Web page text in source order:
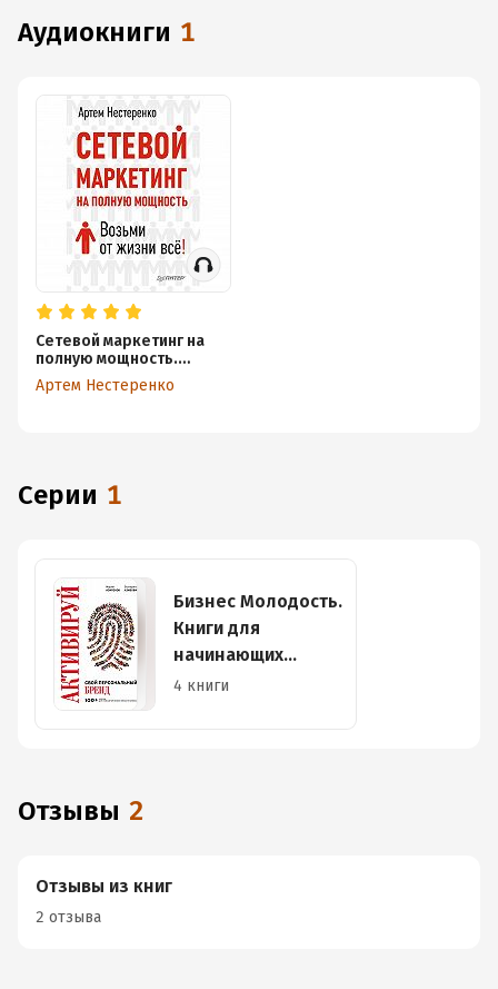
аудиокниги 1
Сетевой маркетинг на
полную мощность.
Возьми от жизни все!
Артем Нестеренко
Серии 1
Бизнес Молодость.
Книги для
начинающих
предпринимателей
4 книги
Отзывы 2
Отзывы из книг
2 отзыва